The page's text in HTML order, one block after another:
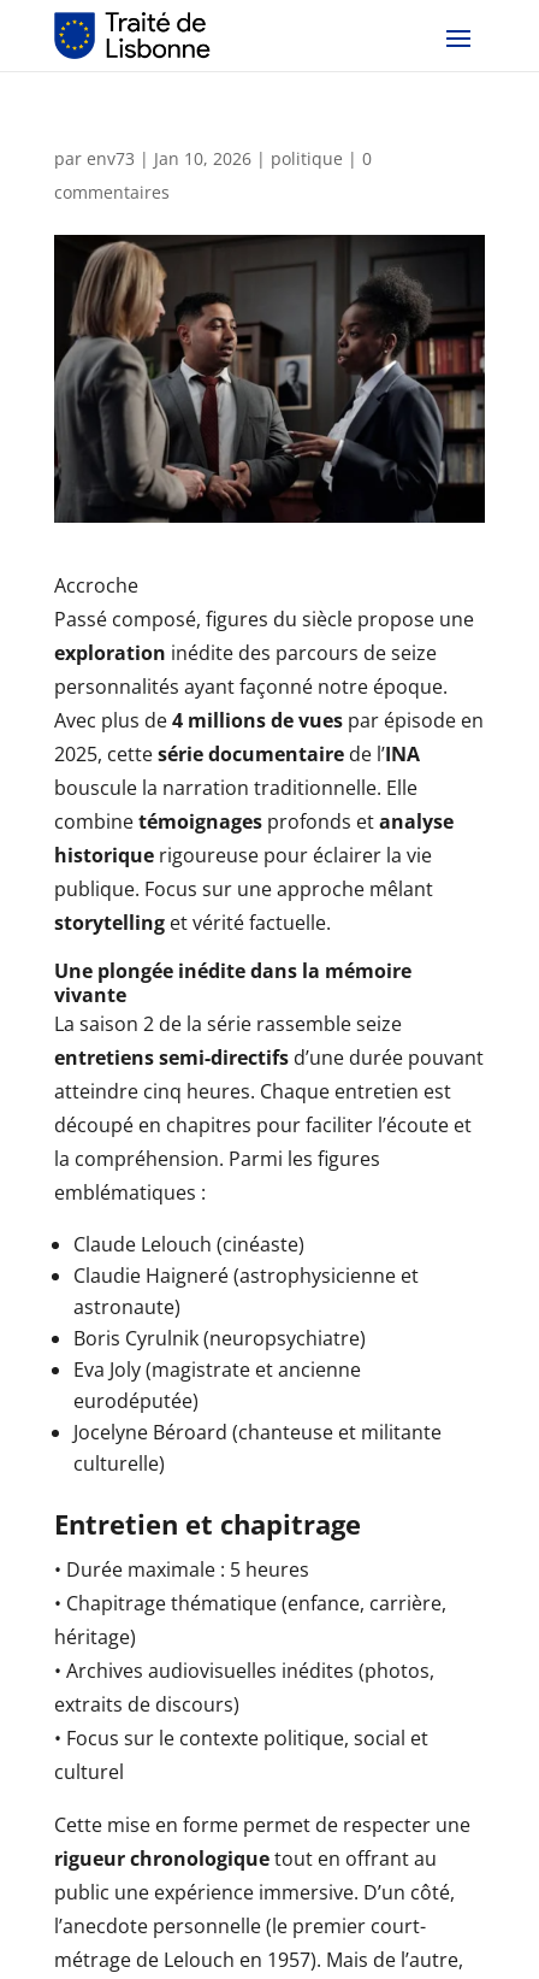
par env73 | Jan 10, 2026| politique | 0
commentaires
Accroche
Passé composé, figures du siècle propose une
exploration inédite des parcours de seize
personnalités ayant façonné notre époque.
Avec plus de4 millions de vuespar épisode en
2025, cettesérie documentairede l’INA
bouscule la narration traditionnelle. Elle
combinetémoignagesprofonds etanalyse
historiquerigoureuse pour éclairer la vie
publique. Focus sur une approche mêlant
storytellinget vérité factuelle.
Une plongée inédite dans la mémoire
vivante
La saison 2 de la série rassemble seize
entretiens semi-directifsd’une durée pouvant
atteindre cinq heures. Chaque entretien est
découpé en chapitres pour faciliter l’écoute et
la compréhension. Parmi les figures
emblématiques :
Claude Lelouch (cinéaste)
Claudie Haigneré (astrophysicienne et
astronaute)
Boris Cyrulnik (neuropsychiatre)
Eva Joly (magistrate et ancienne
eurodéputée)
Jocelyne Béroard (chanteuse et militante
culturelle)
Entretien et chapitrage
• Durée maximale : 5 heures
• Chapitrage thématique (enfance, carrière,
héritage)
• Archives audiovisuelles inédites (photos,
extraits de discours)
• Focus sur le contexte politique, social et
culturel
Cette mise en forme permet de respecter une
rigueur chronologiquetout en offrant au
public une expérience immersive. D’un côté,
l’anecdote personnelle (le premier court-
métrage de Lelouch en 1957). Mais de l’autre,